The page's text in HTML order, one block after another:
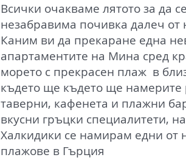
Всички очакваме лятото за да
незабравима почивка далеч от
Каним ви да прекаране една
апартаментите на Мина сред
морето с прекрасен плаж в
където ще където ще намерите
таверни, кафенета и плажни
вкусни гръцки специалитети,
Халкидики се намирам едни от
плажове в Гърция